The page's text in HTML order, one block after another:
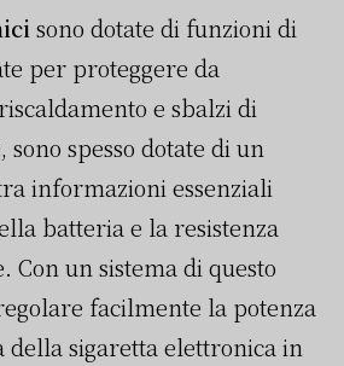
sono dotate di funzioni di
per proteggere da
e sbalzi di
spesso dotate di un
informazioni essenziali
batteria e la resistenza
Con un sistema di questo
facilmente la potenza
sigaretta elettronica in